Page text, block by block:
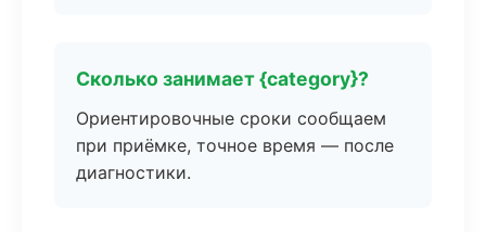
Сколько занимает {category}?
Ориентировочные сроки сообщаем
при приёмке, точное время — после
диагностики.